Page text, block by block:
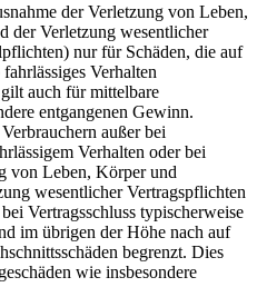
der Verletzung von Leben,
der Verletzung wesentlicher
nur für Schäden, die auf
Verhalten
auch für mittelbare
entgangenen Gewinn.
außer bei
Verhalten oder bei
von Leben, Körper und
wesentlicher Vertragspflichten
Vertragsschluss typischerweise
im übrigen der Höhe nach auf
begrenzt. Dies
wie insbesondere